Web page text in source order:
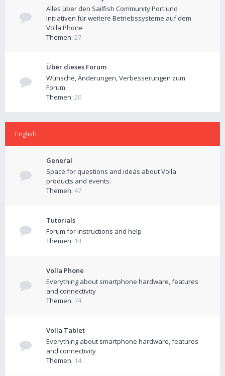
Alles über den Sailfish Community Port und
Initiativen für weitere Betriebssysteme auf dem
Volla Phone
Themen: 27
Über dieses Forum
Wünsche, Änderungen, Verbesserungen zum
Forum
Themen: 20
English
General
Space for questions and ideas about Volla
products and events.
Themen: 47
Tutorials
Forum for instructions and help
Themen: 14
Volla Phone
Everything about smartphone hardware, features
and connectivity
Themen: 74
Volla Tablet
Everything about smartphone hardware, features
and connectivity
Themen: 14